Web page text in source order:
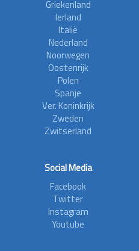
Griekenland
Ierland
Italië
Nederland
Noorwegen
Oostenrijk
Polen
Spanje
Ver. Koninkrijk
Zweden
Zwitserland
Social Media
Facebook
Twitter
Instagram
Youtube